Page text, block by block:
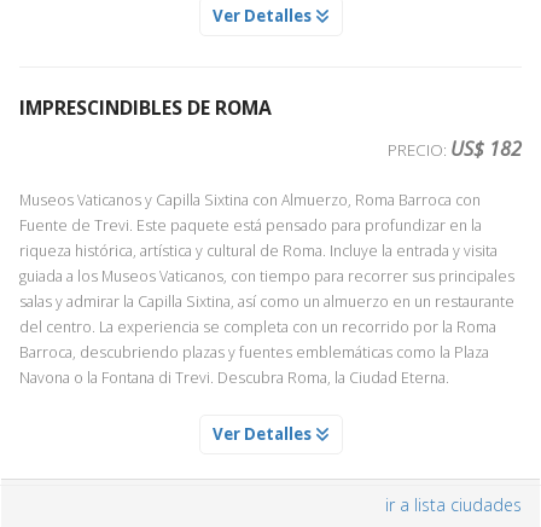
Descubra la Venecia más auténtica en un breve paseo a pie con guía
local, desde la Plaza de San Marcos hasta el Puente de Rialto. A lo largo
del recorrido se adentrará en callejuelas, plazas y rincones menos
conocidos, lejos de las multitudes, mientras conoce la historia y la vida
cotidiana de la ciudad.
MUSEOS VATICANOS Y CAPILLA SIXTINA
pinturas y otras estancias en las que tendremos la oportunidad de
apreciar algunas de las más importantes obras de arte de la antigüedad
deslumbrante tras su brillante restauración.
Nota: Debido a la alta demanda y la limitada disponibilidad,
aconsejamos que adquiera esta actividad con antelación.
ROMA BARROCA UN PASEO POR LAS MAS BELLAS PLAZAS Y
Podrá disfrutar de la gran Roma de Bernini y Borromini, la gran Roma
barroca con sus bellas fuentes, plazas y obeliscos. Aquella Roma que
Ver Detalles
IMPRESCINDIBLES DE ROMA
PRECIO: US$ 182
Museos Vaticanos y Capilla Sixtina con Almuerzo, Roma Barroca con
Fuente de Trevi. Este paquete está pensado para profundizar en la
riqueza histórica, artística y cultural de Roma. Incluye la entrada y visita
guiada a los Museos Vaticanos, con tiempo para recorrer sus principales
salas y admirar la Capilla Sixtina, así como un almuerzo en un restaurante
del centro. La experiencia se completa con un recorrido por la Roma
Barroca, descubriendo plazas y fuentes emblemáticas como la Plaza
Navona o la Fontana di Trevi. Descubra Roma, la Ciudad Eterna.
ALMUERZO EN RESTAURANTE CENTRICO DE ROMA
Ver Detalles
ir a lista ciudades